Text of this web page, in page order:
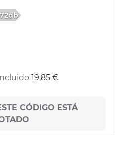
72db
19,85 €
CÓDIGO ESTÁ